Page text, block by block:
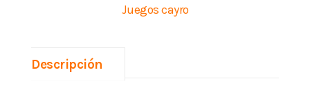
Juegos cayro
Descripción